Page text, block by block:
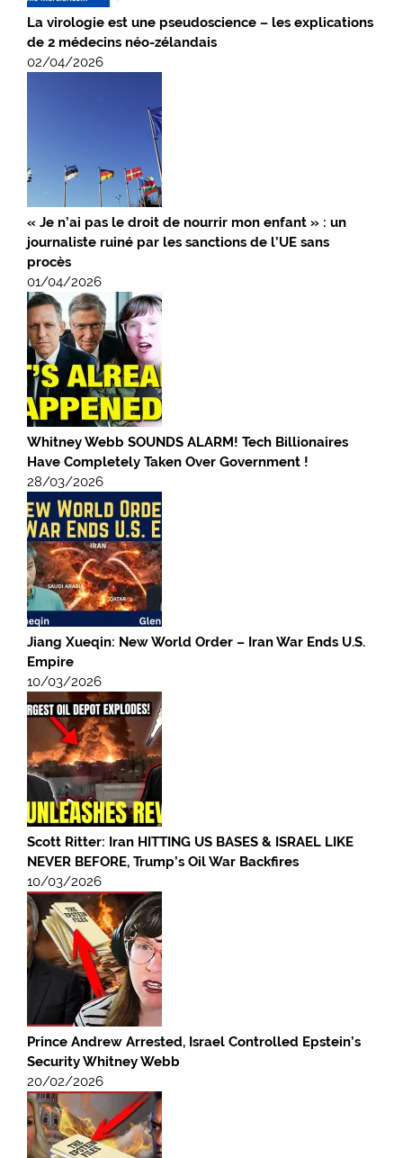
La virologie est une pseudoscience – les explications
de 2 médecins néo-zélandais
02/04/2026
« Je n’ai pas le droit de nourrir mon enfant » : un
journaliste ruiné par les sanctions de l’UE sans
procès
01/04/2026
Whitney Webb SOUNDS ALARM! Tech Billionaires
Have Completely Taken Over Government !
28/03/2026
Jiang Xueqin: New World Order – Iran War Ends U.S.
Empire
10/03/2026
Scott Ritter: Iran HITTING US BASES & ISRAEL LIKE
NEVER BEFORE, Trump’s Oil War Backfires
10/03/2026
Prince Andrew Arrested, Israel Controlled Epstein’s
Security Whitney Webb
20/02/2026